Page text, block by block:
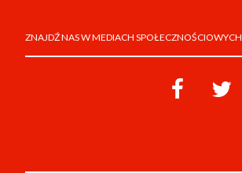
ZNAJDŹ NAS W MEDIACH SPOŁECZNOŚCIOWYCH